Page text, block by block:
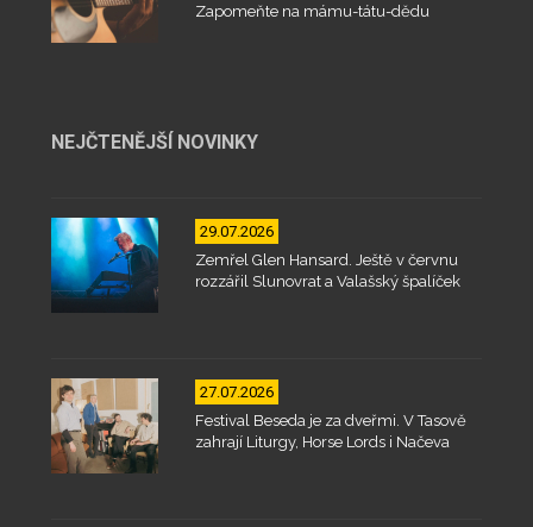
Zapomeňte na mámu-tátu-dědu
NEJČTENĚJŠÍ NOVINKY
29.07.2026
Zemřel Glen Hansard. Ještě v červnu
rozzářil Slunovrat a Valašský špalíček
27.07.2026
Festival Beseda je za dveřmi. V Tasově
zahrají Liturgy, Horse Lords i Načeva